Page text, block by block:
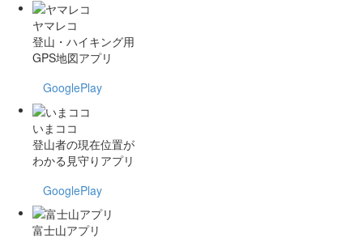
ヤマレコ
登山・ハイキング用
GPS地図アプリ
GooglePlay
いまココ
登山者の現在位置が
わかる見守りアプリ
GooglePlay
富士山アプリ